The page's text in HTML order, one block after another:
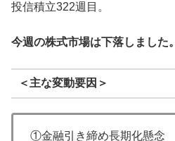
投信積立322週目。
今週の株式市場は下落しました。
＜主な変動要因＞
①金融引き締め長期化懸念